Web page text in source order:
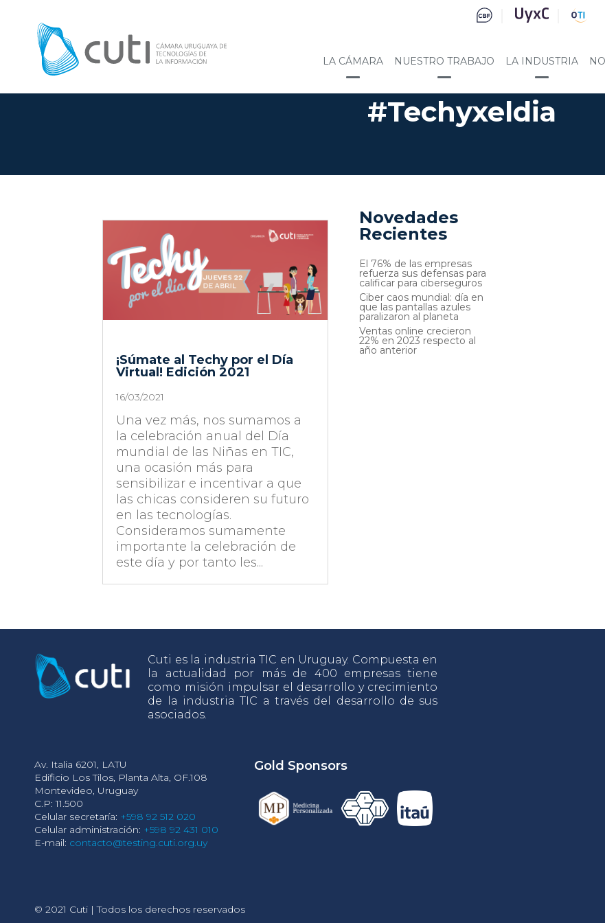
LA CÁMARA NUESTRO TRABAJO LA INDUSTRIA
#Techyxeldia
¡Súmate al Techy por el Día
Virtual! Edición 2021
16/03/2021
Una vez más, nos sumamos a
la celebración anual del Día
mundial de las Niñas en TIC,
una ocasión más para
sensibilizar e incentivar a que
las chicas consideren su futuro
en las tecnologías.
Consideramos sumamente
importante la celebración de
este día y por tanto les...
Novedades
Recientes
El 76% de las empresas
refuerza sus defensas para
calificar para ciberseguros
Ciber caos mundial: día en
que las pantallas azules
paralizaron al planeta
Ventas online crecieron
22% en 2023 respecto al
año anterior
Cuti es la industria TIC en Uruguay. Compuesta en
la actualidad por más de 400 empresas tiene
como misión impulsar el desarrollo y crecimiento
de la industria TIC a través del desarrollo de sus
asociados.
Av. Italia 6201, LATU
Edificio Los Tilos, Planta Alta, OF.108
Montevideo, Uruguay
C.P: 11.500
Celular secretaría: +598 92 512 020
Celular administración: +598 92 431 010
E-mail: contacto@testing.cuti.org.uy
Gold Sponsors
© 2021 Cuti | Todos los derechos reservados